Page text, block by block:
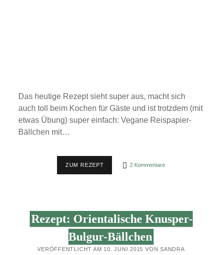
Das heutige Rezept sieht super aus, macht sich
auch toll beim Kochen für Gäste und ist trotzdem (mit
etwas Übung) super einfach: Vegane Reispapier-
Bällchen mit…
ZUM REZEPTAUSGEFALLEN,
FÜLLUNG
2 Kommentare
Rezept: Orientalische Knusper-
Bulgur-Bällchen
VERÖFFENTLICHT AM 10. JUNI 2015 VON SANDRA